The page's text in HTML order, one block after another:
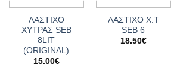
ΛΑΣΤΙΧΟ
ΧΥΤΡΑΣ SEΒ
8LIT
(ORIGINAL)
15.00€
ΛΑΣΤΙΧΟ X.T
SΕΒ 6
18.50€